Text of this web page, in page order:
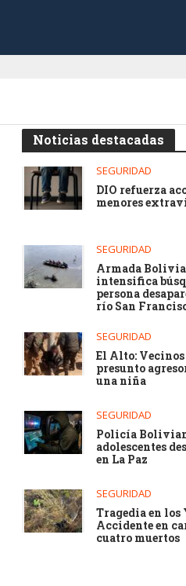
Noticias destacadas
SEGURIDAD
DIO refuerza
menores
SEGURIDAD
Armada
intensifica
persona
río San
SEGURIDAD
El Alto:
presunto
una niña
SEGURIDAD
Policía
adolescentes
en La Paz
SEGURIDAD
Tragedia en los
Accidente en
cuatro muertos